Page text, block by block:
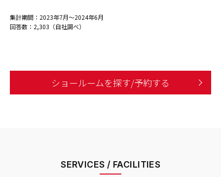
集計期間：2023年7月～2024年6月
回答数：2,303（自社調べ）
ショールームを探す/予約する
SERVICES / FACILITIES